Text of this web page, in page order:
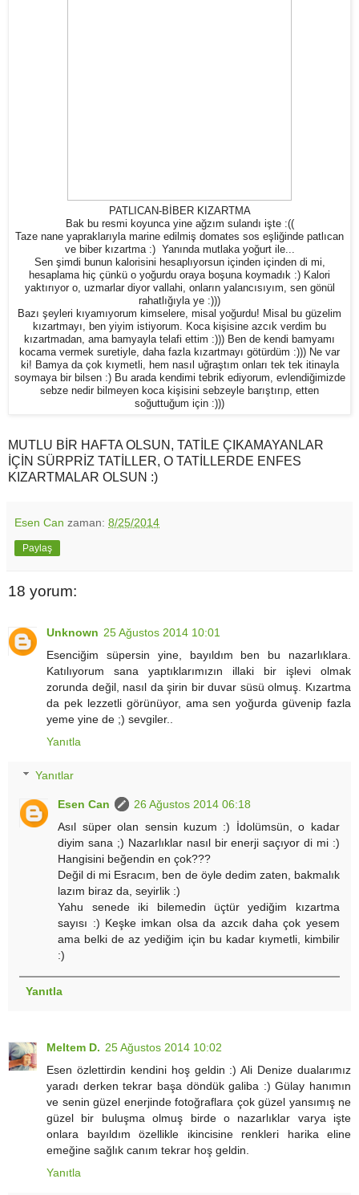
PATLICAN-BİBER KIZARTMA
Bak bu resmi koyunca yine ağzım sulandı işte :((
Taze nane yapraklarıyla marine edilmiş domates sos eşliğinde patlıcan
ve biber kızartma :) Yanında mutlaka yoğurt ile...
Sen şimdi bunun kalorisini hesaplıyorsun içinden içinden di mi,
hesaplama hiç çünkü o yoğurdu oraya boşuna koymadık :) Kalori
yaktırıyor o, uzmarlar diyor vallahi, onların yalancısıyım, sen gönül
rahatlığıyla ye :)))
Bazı şeyleri kıyamıyorum kimselere, misal yoğurdu! Misal bu güzelim
kızartmayı, ben yiyim istiyorum. Koca kişisine azcık verdim bu
kızartmadan, ama bamyayla telafi ettim :))) Ben de kendi bamyamı
kocama vermek suretiyle, daha fazla kızartmayı götürdüm :))) Ne var
ki! Bamya da çok kıymetli, hem nasıl uğraştım onları tek tek itinayla
soymaya bir bilsen :) Bu arada kendimi tebrik ediyorum, evlendiğimizde
sebze nedir bilmeyen koca kişisini sebzeyle barıştırıp, etten
soğuttuğum için :)))
MUTLU BİR HAFTA OLSUN, TATİLE ÇIKAMAYANLAR
İÇİN SÜRPRİZ TATİLLER, O TATİLLERDE ENFES
KIZARTMALAR OLSUN :)
Esen Can zaman: 8/25/2014
Paylaş
18 yorum:
Unknown 25 Ağustos 2014 10:01
Esenciğim süpersin yine, bayıldım ben bu nazarlıklara.
Katılıyorum sana yaptıklarımızın illaki bir işlevi olmak
zorunda değil, nasıl da şirin bir duvar süsü olmuş. Kızartma
da pek lezzetli görünüyor, ama sen yoğurda güvenip fazla
yeme yine de ;) sevgiler..
Yanıtla
Yanıtlar
Esen Can
26 Ağustos 2014 06:18
Asıl süper olan sensin kuzum :) İdolümsün, o kadar
diyim sana ;) Nazarlıklar nasıl bir enerji saçıyor di mi :)
Hangisini beğendin en çok???
Değil di mi Esracım, ben de öyle dedim zaten, bakmalık
lazım biraz da, seyirlik :)
Yahu senede iki bilemedin üçtür yediğim kızartma
sayısı :) Keşke imkan olsa da azcık daha çok yesem
ama belki de az yediğim için bu kadar kıymetli, kimbilir
:)
Yanıtla
Meltem D. 25 Ağustos 2014 10:02
Esen özlettirdin kendini hoş geldin :) Ali Denize dualarımız
yaradı derken tekrar başa döndük galiba :) Gülay hanımın
ve senin güzel enerjinde fotoğraflara çok güzel yansımış ne
güzel bir buluşma olmuş birde o nazarlıklar varya işte
onlara bayıldım özellikle ikincisine renkleri harika eline
emeğine sağlık canım tekrar hoş geldin.
Yanıtla